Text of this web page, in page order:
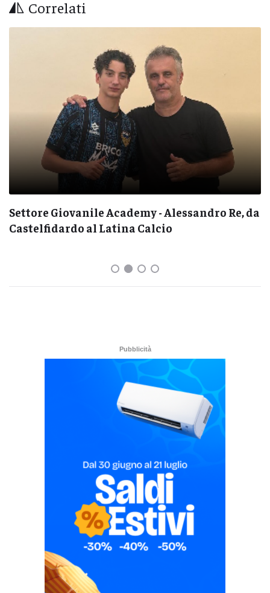
Correlati
Settore Giovanile Academy - Alessandro Re, da
Castelfidardo al Latina Calcio
Pubblicità